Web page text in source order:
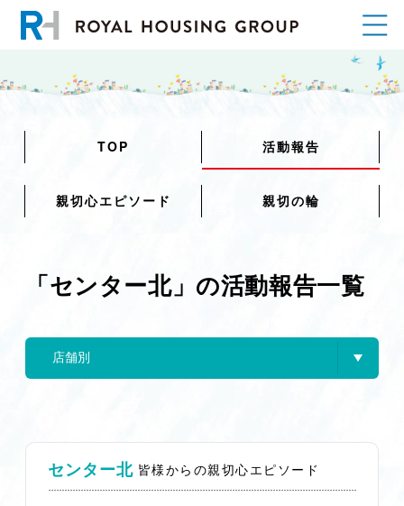
TOP 活動報告
親切心エピソード 親切の輪
「センター北」の活動報告一覧
センター北 皆様からの親切心エピソード